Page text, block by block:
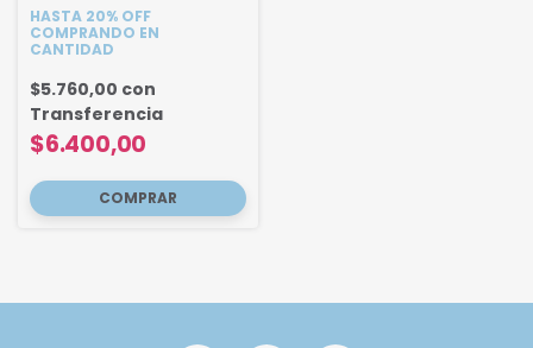
HASTA 20% OFF
COMPRANDO EN
CANTIDAD
$6.400,00
$5.760,00 con
Transferencia